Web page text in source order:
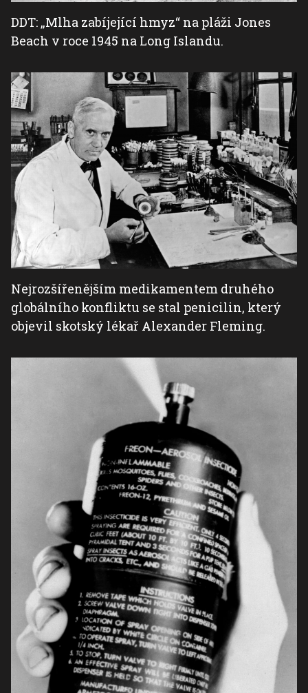
DDT: „Mlha zabíjející hmyz“ na pláži Jones
Beach v roce 1945 na Long Islandu.
Nejrozšířenějším medikamentem druhého
globálního konfliktu se stal penicilin, který
objevil skotský lékař Alexander Fleming.